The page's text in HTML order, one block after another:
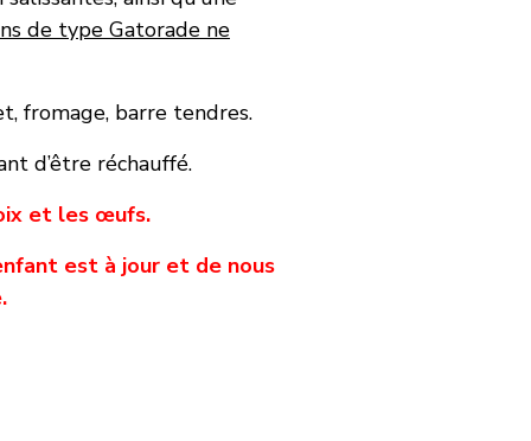
de type Gatorade ne
fromage, barre tendres.
d’être réchauffé.
et les œufs.
est à jour et de nous